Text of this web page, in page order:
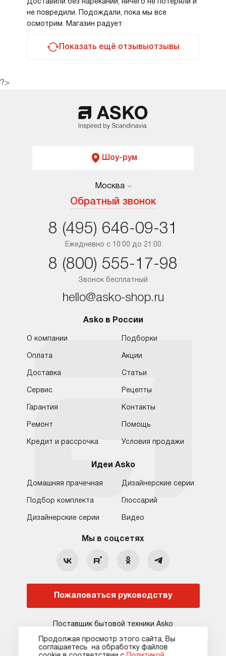
Москва
Москва
Краснодар
8 (800) 555-17-98 8 (495) 646-09-31
hello@asko-shop.ru
О компании Ремонт
Статьи и акции
Сервисные центры Кредит и рассрочка
Доставили без нареканий, ничего не потеряли и
не повредили. Подождали, пока мы все
осмотрим. Магазин радует
Показать ещё отзывыотзывы
?>
Шоу-рум
Москва
Обратный звонок
Москва
Ростов-на-Дону
Ежедневно с 10:00 до 21:00
8 (495) 646-09-31
Звонок бесплатный
8 (800) 555-17-98
hello@asko-shop.ru
Asko в России
О компании
Оплата
Доставка
Сервис
Гарантия
Ремонт
Кредит и рассрочка
Подборки
Акции
Статьи
Рецепты
Контакты
Помощь
Условия продажи
Идеи Asko
Домашняя прачечная
Подбор комплекта
Дизайнерские серии
Дизайнерские серии
Глоссарий
Видео
Мы в соцсетях
Пожаловаться руководству
Поставщик бытовой техники Asko
Продолжая просмотр этого сайта, Вы
соглашаетесь на обработку файлов